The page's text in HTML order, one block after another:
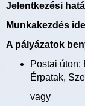
Jelentkezési
Munkakezdés
A pályázatok
Postai úton:
Érpatak,
vagy